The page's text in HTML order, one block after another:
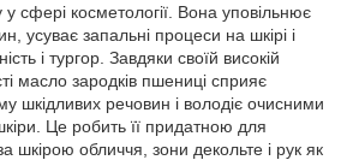
сфері косметології. Вона уповільнює
усуває запальні процеси на шкірі і
і тургор. Завдяки своїй високій
масло зародків пшениці сприяє
шкідливих речовин і володіє очисними
Це робить її придатною для
шкірою обличчя, зони декольте і рук як